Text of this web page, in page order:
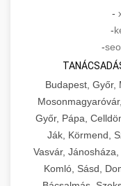
-
-
-
Budapest, Győr,
Győr, Pápa,
Ják, Körmend,
Vasvár,
Komló, Sásd,